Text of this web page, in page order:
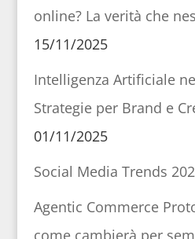
online? La verità che
15/11/2025
Intelligenza Artificiale
Strategie per Brand e
01/11/2025
Social Media Trends
Agentic Commerce
come cambierà per